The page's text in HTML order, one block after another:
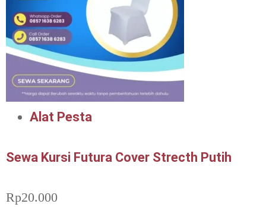
Alat Pesta
Sewa Kursi Futura Cover Strecth Putih
Rp20.000